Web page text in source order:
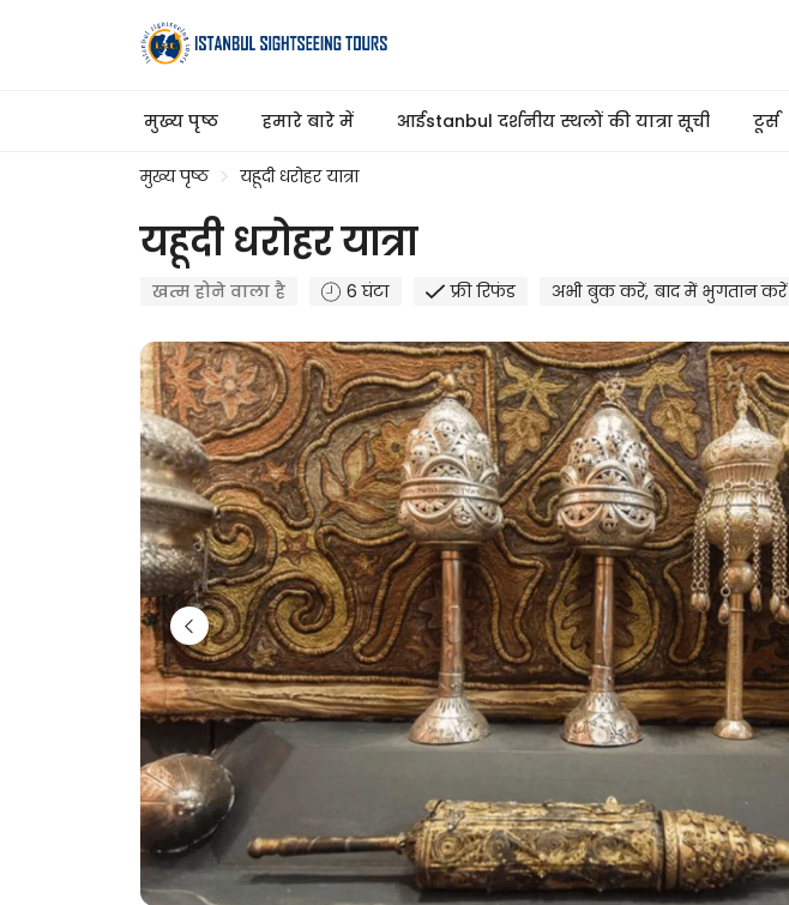
मुख्य पृष्ठ हमारे बारे में आईstanbul दर्शनीय स्थलों की यात्रा सूची टूर्स
मुख्य पृष्ठ यहूदी धरोहर यात्रा
यहूदी धरोहर यात्रा
खत्म होने वाला है 6 घंटा फ्री रिफंड अभी बुक करें, बाद में भुगतान करें